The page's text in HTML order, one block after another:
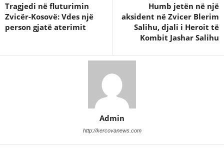
Tragjedi në fluturimin
Zvicër-Kosovë: Vdes një
person gjatë aterimit
Humb jetën në një
aksident në Zvicer Blerim
Salihu, djali i Heroit të
Kombit Jashar Salihu
Admin
http://kercovanews.com